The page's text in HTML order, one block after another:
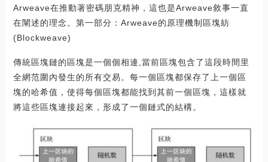
Arweave在推動著密碼朋克精神，這也是Arweave敘事一直
在闡述的理念。第一部分：Arweave的原理機制區塊紡
(Blockweave)
傳統區塊鏈的區塊是一個個相連,當前區塊包含了這段時間里
全網范圍內發生的所有交易。每一個區塊都保存了上一個區
塊的哈希值，使得每個區塊都能找到其前一個區塊，這樣就
將這些區塊連接起來，形成了一個鏈式的結構。